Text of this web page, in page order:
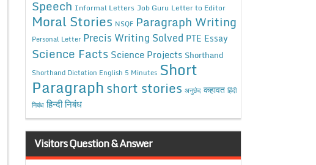
Speech Informal Letters Job Guru Letter to Editor
Moral Stories NSQF Paragraph Writing
Personal Letter Precis Writing Solved PTE Essay
Science Facts Science Projects Shorthand
Shorthand Dictation English 5 Minutes Short
Paragraphshort stories अनुछेद कहावत हिंदी
निबंध हिन्दी निबंध
Visitors Question & Answer